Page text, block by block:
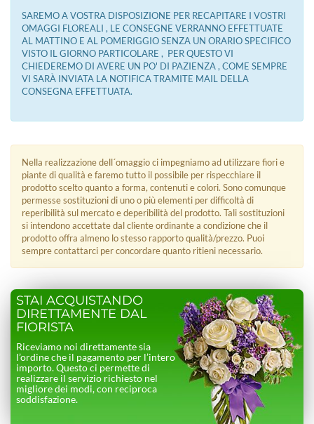
SAREMO A VOSTRA DISPOSIZIONE PER RECAPITARE I VOSTRI
OMAGGI FLOREALI , LE CONSEGNE VERRANNO EFFETTUATE
AL MATTINO E AL POMERIGGIO SENZA UN ORARIO SPECIFICO
VISTO IL GIORNO PARTICOLARE , PER QUESTO VI
CHIEDEREMO DI AVERE UN PO' DI PAZIENZA , COME SEMPRE
VI SARÀ INVIATA LA NOTIFICA TRAMITE MAIL DELLA
CONSEGNA EFFETTUATA.
Nella realizzazione dell´omaggio ci impegniamo ad utilizzare fiori e
piante di qualità e faremo tutto il possibile per rispecchiare il
prodotto scelto quanto a forma, contenuti e colori. Sono comunque
permesse sostituzioni di uno o più elementi per difficoltà di
reperibilità sul mercato e deperibilità del prodotto. Tali sostituzioni
si intendono accettate dal cliente ordinante a condizione che il
prodotto offra almeno lo stesso rapporto qualità/prezzo. Puoi
sempre contattarci per concordare quanto ritieni necessario.
STAI ACQUISTANDO
DIRETTAMENTE DAL
FIORISTA
Riceviamo noi direttamente sia
l’ordine che il pagamento per l’intero
importo. Questo ci permette di
realizzare il servizio richiesto nel
migliore dei modi, con reciproca
soddisfazione.